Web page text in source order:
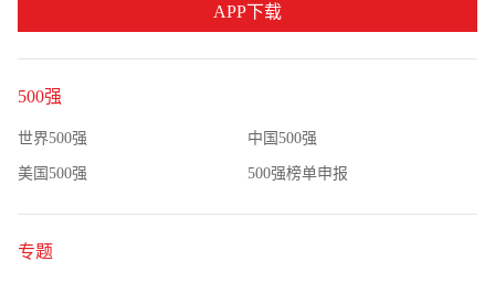
500强
世界500强 中国500强
美国500强 500强榜单申报
专题
APP下载